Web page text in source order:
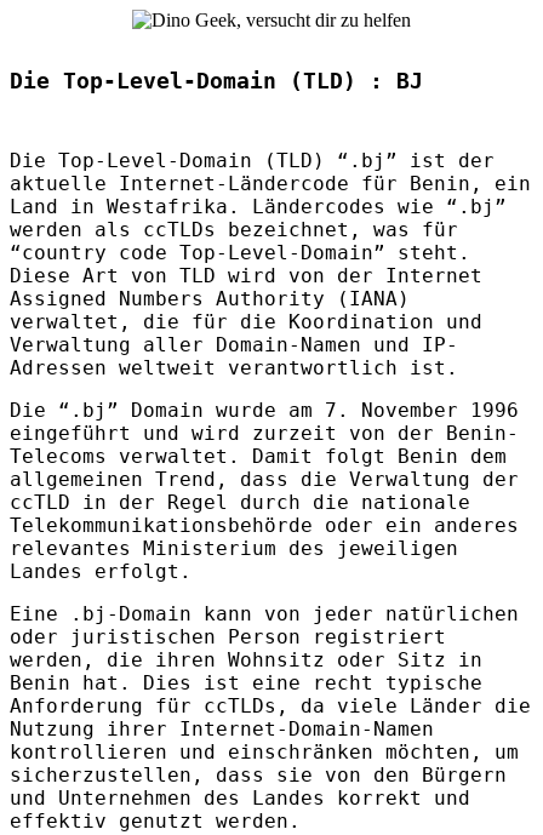
Die Top-Level-Domain (TLD) : BJ
Die Top-Level-Domain (TLD ) “.bj” ist der
aktuelle Internet-Ländercode für Benin, ein
Land in Westafrika. Ländercodes wie “.bj”
werden als ccTLDs bezeichnet, was für
“country code Top-Level-Domain” steht.
Diese Art von TLD wird von der Internet
Assigned Numbers Authority ( IANA)
verwaltet, die für die Koordination und
Verwaltung aller Domain-Namen und IP-
Adressen weltweit verantwortlich ist.
Die “.bj” Domain wurde am 7. November 1996
eingeführt und wird zurzeit von der Benin-
Telecoms verwaltet. Damit folgt Benin dem
allgemeinen Trend, dass die Verwaltung der
ccTLD in der Regel durch die nationale
Telekommunikationsbehörde oder ein anderes
relevantes Ministerium des jeweiligen
Landes erfolgt.
Eine .bj-Domain kann von jeder natürlichen
oder juristischen Person registriert
werden, die ihren Wohnsitz oder Sitz in
Benin hat. Dies ist eine recht typische
Anforderung für ccTLDs, da viele Länder die
Nutzung ihrer Internet-Domain-Namen
kontrollieren und einschränken möchten, um
sicherzustellen, dass sie von den Bürgern
und Unternehmen des Landes korrekt und
effektiv genutzt werden.